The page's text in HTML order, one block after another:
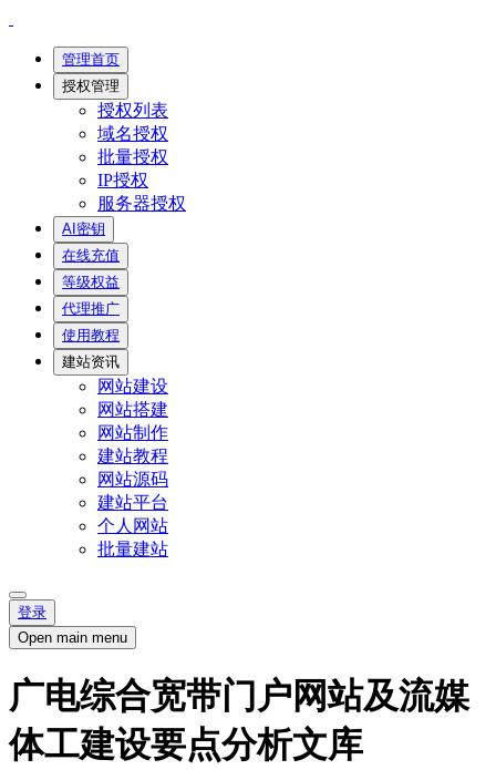
管理首页
授权管理
授权列表
域名授权
批量授权
IP授权
服务器授权
AI密钥
在线充值
等级权益
代理推广
使用教程
建站资讯
网站建设
网站搭建
网站制作
建站教程
网站源码
建站平台
个人网站
批量建站
登录
Open main menu
广电综合宽带门户网站及流媒
体工建设要点分析文库